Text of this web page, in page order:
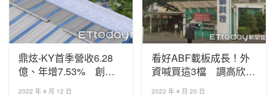
鼎炫-KY首季營收6.28
億、年增7.53% 創歷
年同期新高
2022 年 4 月 12 日
看好ABF載板成長！外
資喊買這3檔 調高欣
興、景碩目標價
2022 年 4 月 20 日